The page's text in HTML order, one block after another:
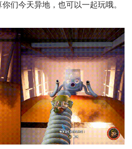
们今天异地，也可以一起玩哦。